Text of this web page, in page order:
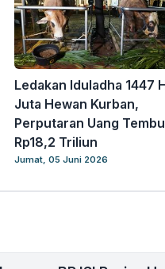
Ledakan Iduladha 1447
Juta Hewan Kurban,
Perputaran Uang
Rp18,2 Triliun
Jumat, 05 Juni 2026